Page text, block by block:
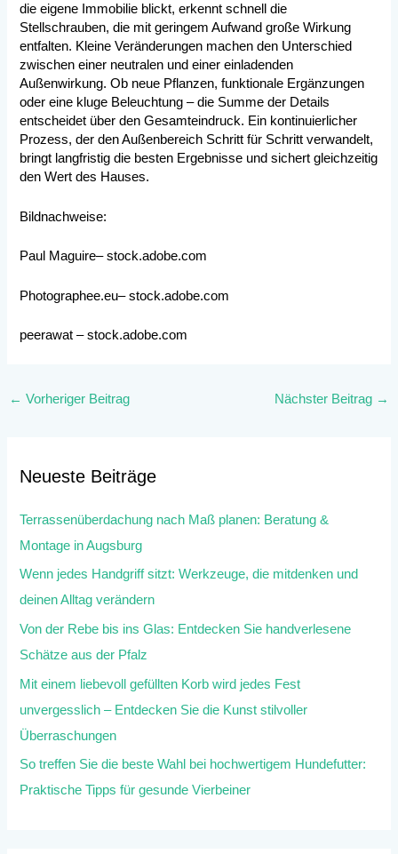
die eigene Immobilie blickt, erkennt schnell die
Stellschrauben, die mit geringem Aufwand große Wirkung
entfalten. Kleine Veränderungen machen den Unterschied
zwischen einer neutralen und einer einladenden
Außenwirkung. Ob neue Pflanzen, funktionale Ergänzungen
oder eine kluge Beleuchtung – die Summe der Details
entscheidet über den Gesamteindruck. Ein kontinuierlicher
Prozess, der den Außenbereich Schritt für Schritt verwandelt,
bringt langfristig die besten Ergebnisse und sichert gleichzeitig
den Wert des Hauses.
Bildnachweise:
Paul Maguire– stock.adobe.com
Photographee.eu– stock.adobe.com
peerawat – stock.adobe.com
← Vorheriger Beitrag Nächster Beitrag →
Neueste Beiträge
Terrassenüberdachung nach Maß planen: Beratung &
Montage in Augsburg
Wenn jedes Handgriff sitzt: Werkzeuge, die mitdenken und
deinen Alltag verändern
Von der Rebe bis ins Glas: Entdecken Sie handverlesene
Schätze aus der Pfalz
Mit einem liebevoll gefüllten Korb wird jedes Fest
unvergesslich – Entdecken Sie die Kunst stilvoller
Überraschungen
So treffen Sie die beste Wahl bei hochwertigem Hundefutter:
Praktische Tipps für gesunde Vierbeiner